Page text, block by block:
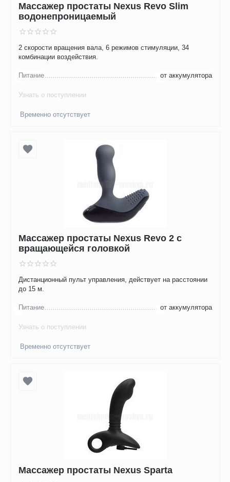
Массажер простаты Nexus Revo Slim
водонепроницаемый
2 скорости вращения вала, 6 режимов стимуляции, 34
комбинации воздействия.
Питание от аккумулятора
Узнать о поступлении
Временно отсутствует
Массажер простаты Nexus Revo 2 c
вращающейся головкой
Дистанционный пульт управления, действует на расстоянии
до 15 м.
Питание от аккумулятора
Узнать о поступлении
Временно отсутствует
Массажер простаты Nexus Sparta